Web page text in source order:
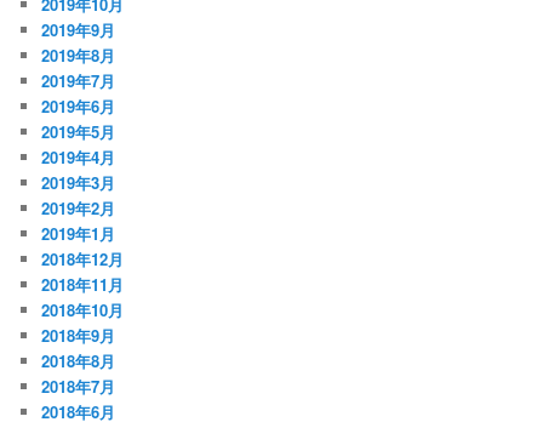
2019年9月
2019年8月
2019年7月
2019年6月
2019年5月
2019年4月
2019年3月
2019年2月
2019年1月
2018年12月
2018年11月
2018年10月
2018年9月
2018年8月
2018年7月
2018年6月